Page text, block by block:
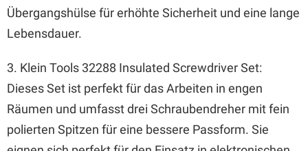
Übergangshülse für erhöhte Sicherheit und eine lange
Lebensdauer.
3. Klein Tools 32288 Insulated Screwdriver Set:
Dieses Set ist perfekt für das Arbeiten in engen
Räumen und umfasst drei Schraubendreher mit fein
polierten Spitzen für eine bessere Passform. Sie